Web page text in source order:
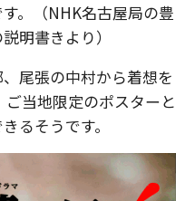
。（NHK名古屋局の豊
明書きより）
尾張の中村から着想を
当地限定のポスターと
るそうです。